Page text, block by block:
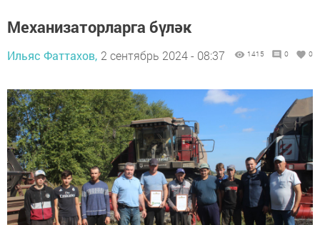
Механизаторларга бүләк
Ильяс Фаттахов, 2 сентябрь 2024 - 08:37 1415 0 0